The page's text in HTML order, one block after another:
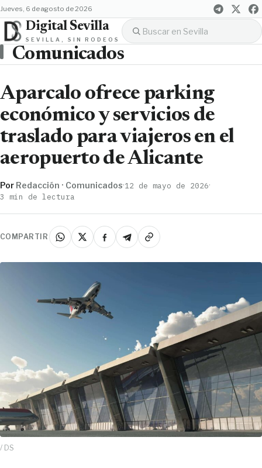
jueves, 6 de agosto de 2026
Digital Sevilla
SEVILLA, SIN RODEOS
Comunicados
Aparcalo ofrece parking
económico y servicios de
traslado para viajeros en el
aeropuerto de Alicante
Por Redacción · Comunicados·12 de mayo de 2026·
3 min de lectura
COMPARTIR
/ DS